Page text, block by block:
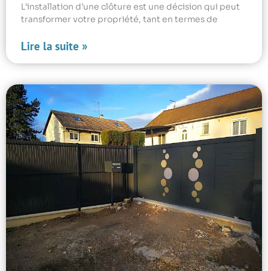
L’installation d’une clôture est une décision qui peut
transformer votre propriété, tant en termes de
Lire la suite »